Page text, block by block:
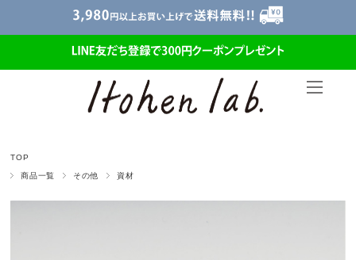
TOP
商品一覧 その他 資材